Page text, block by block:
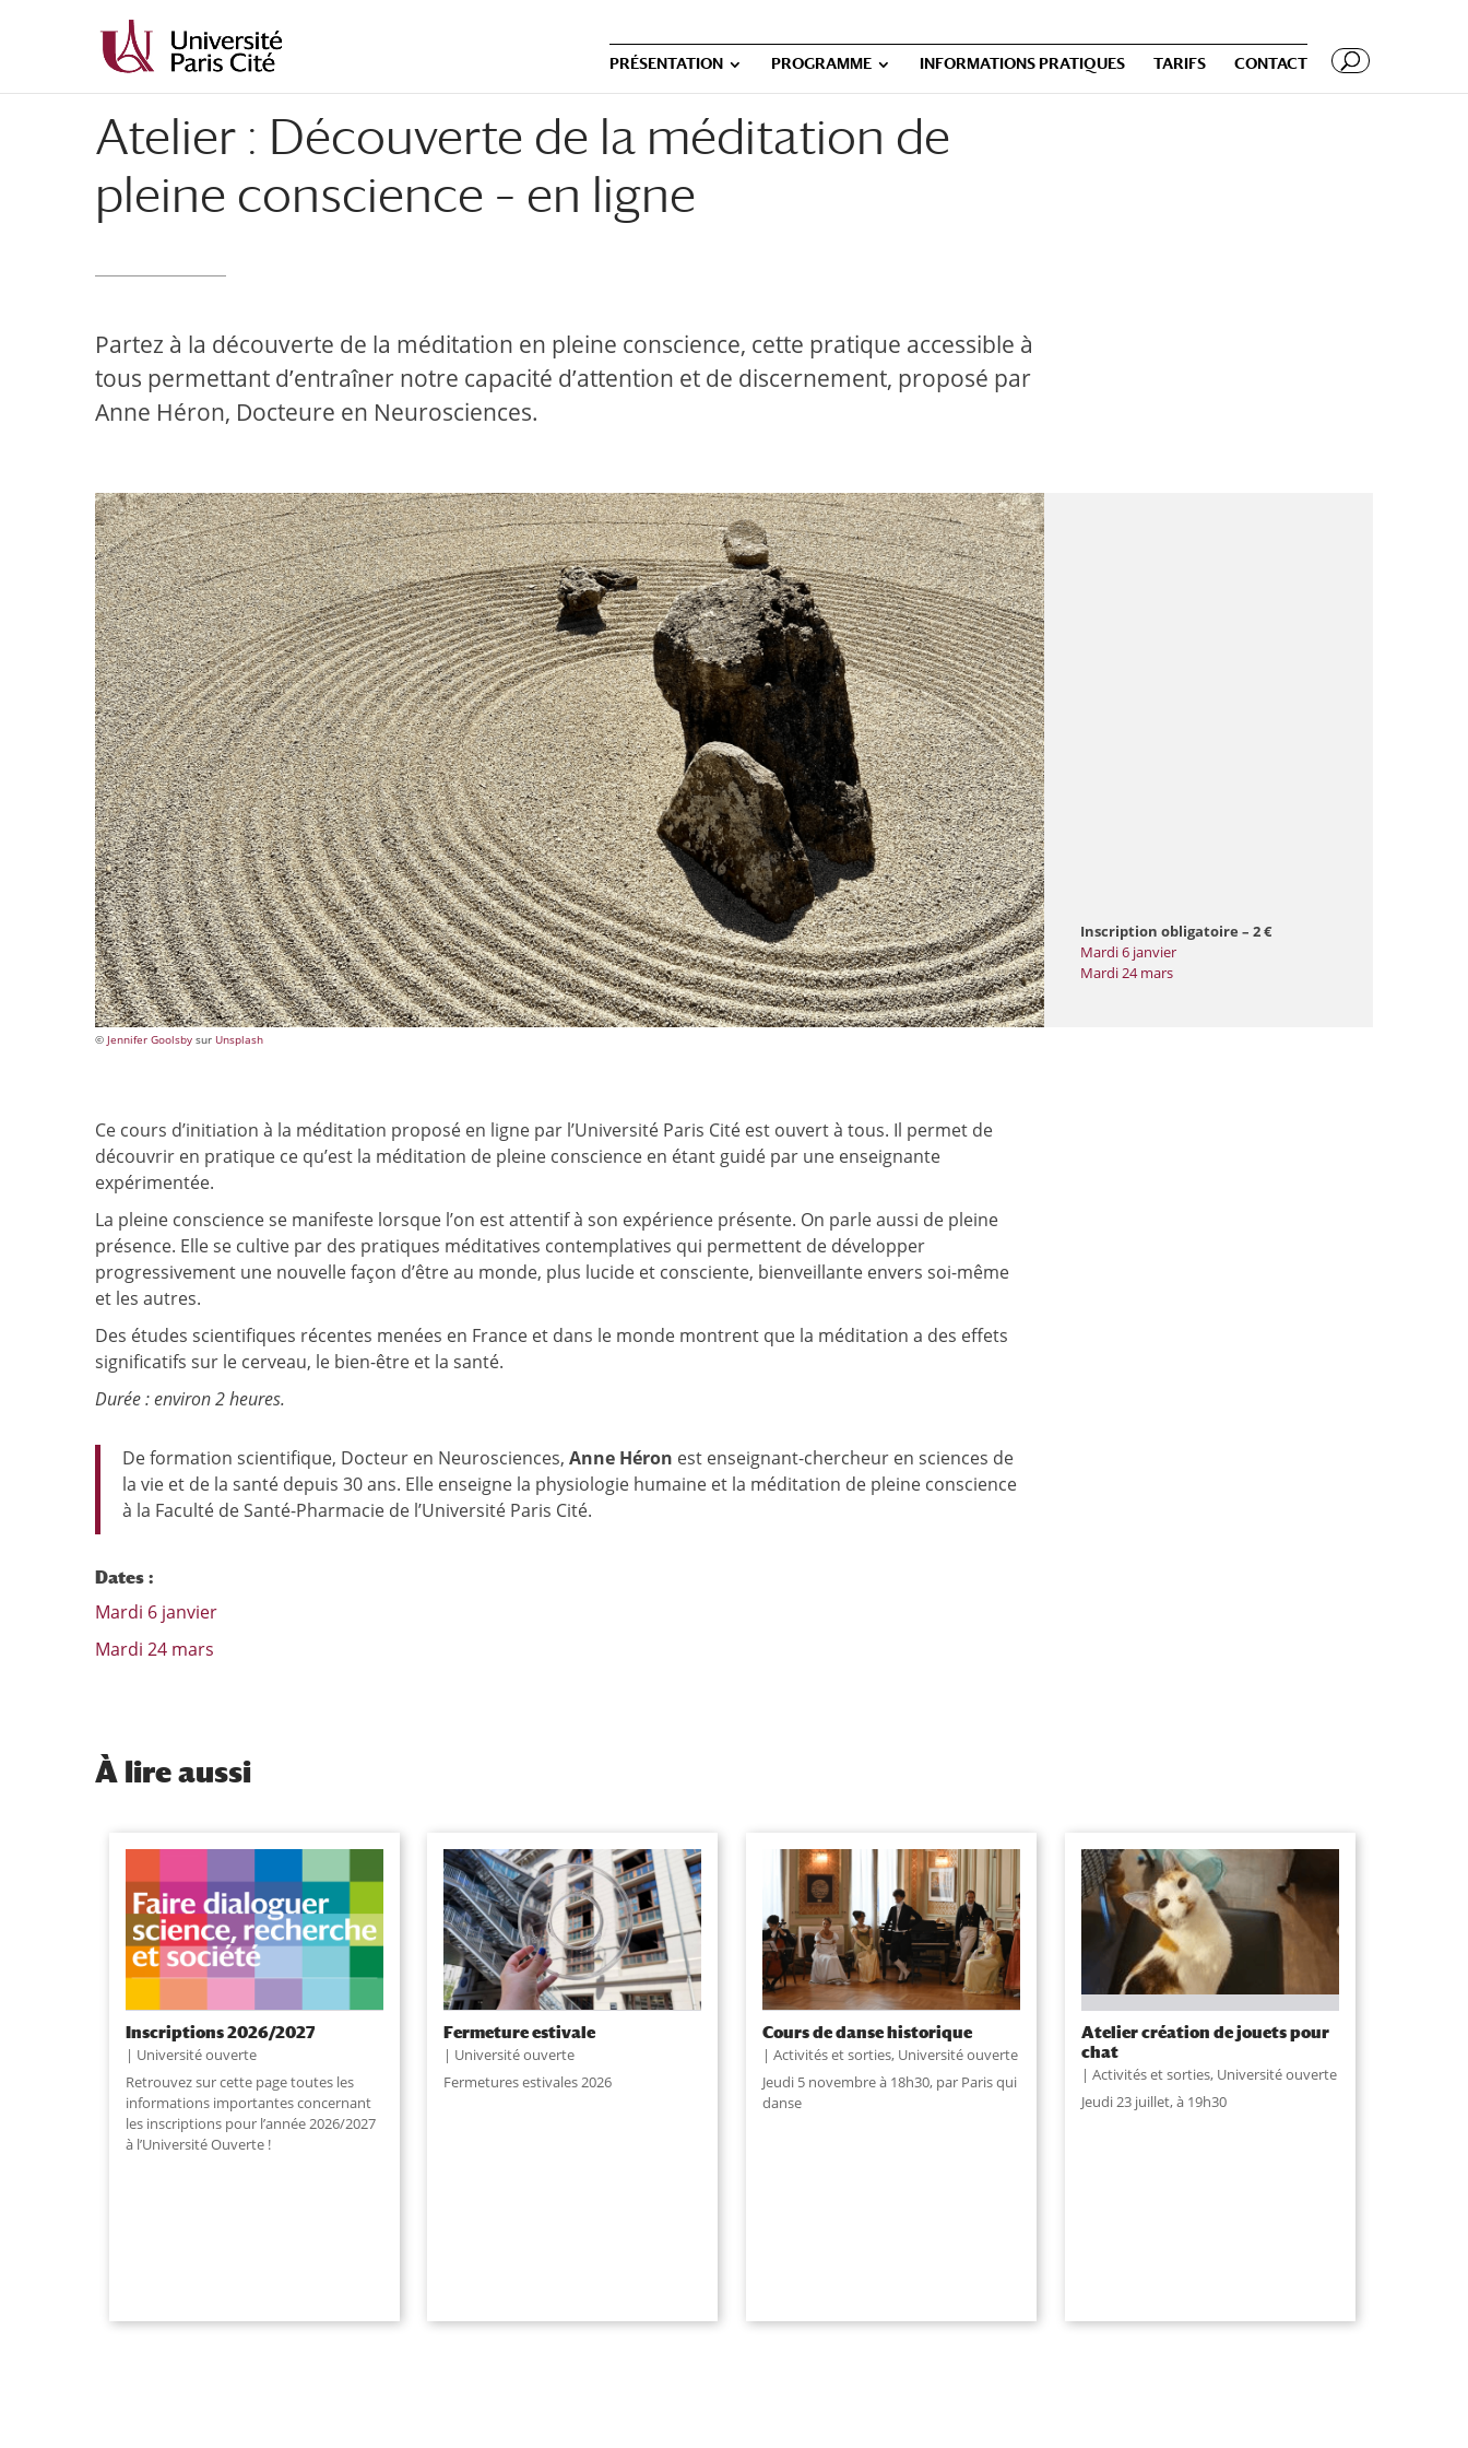
PRÉSENTATION PROGRAMME INFORMATIONS PRATIQUES TARIFS CONTACT
Atelier : Découverte de la méditation de
pleine conscience – en ligne
Partez à la découverte de la méditation en pleine conscience, cette pratique accessible à
tous permettant d’entraîner notre capacité d’attention et de discernement, proposé par
Anne Héron, Docteure en Neurosciences.
Inscription obligatoire – 2 €
Mardi 6 janvier
Mardi 24 mars
© Jennifer Goolsby sur Unsplash
Ce cours d’initiation à la méditation proposé en ligne par l’Université Paris Cité est ouvert à tous. Il permet de
découvrir en pratique ce qu’est la méditation de pleine conscience en étant guidé par une enseignante
expérimentée.
La pleine conscience se manifeste lorsque l’on est attentif à son expérience présente. On parle aussi de pleine
présence. Elle se cultive par des pratiques méditatives contemplatives qui permettent de développer
progressivement une nouvelle façon d’être au monde, plus lucide et consciente, bienveillante envers soi-même
et les autres.
Des études scientifiques récentes menées en France et dans le monde montrent que la méditation a des effets
significatifs sur le cerveau, le bien-être et la santé.
Durée : environ 2 heures.
De formation scientifique, Docteur en Neurosciences, Anne Héron est enseignant-chercheur en sciences de
la vie et de la santé depuis 30 ans. Elle enseigne la physiologie humaine et la méditation de pleine conscience
à la Faculté de Santé-Pharmacie de l’Université Paris Cité.
Dates :
Mardi 6 janvier
Mardi 24 mars
À lire aussi
Inscriptions 2026/2027
Université ouverte
Retrouvez sur cette page toutes les
informations importantes concernant
les inscriptions pour l’année 2026/2027
à l’Université Ouverte !
Fermeture estivale
Université ouverte
Fermetures estivales 2026
Cours de danse historique
Activités et sorties, Université ouverte
Jeudi 5 novembre à 18h30, par Paris qui
danse
Atelier création de jouets pour
chat
Activités et sorties, Université ouverte
Jeudi 23 juillet, à 19h30